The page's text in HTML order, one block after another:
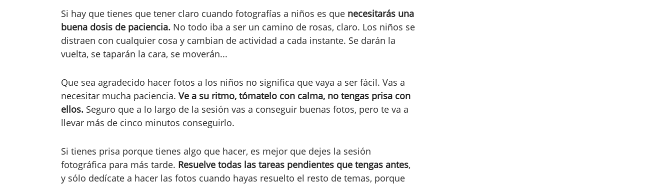
Si hay que tienes que tener claro cuando fotografías a niños es que necesitarás una
buena dosis de paciencia. No todo iba a ser un camino de rosas, claro. Los niños se
distraen con cualquier cosa y cambian de actividad a cada instante. Se darán la
vuelta, se taparán la cara, se moverán...
Que sea agradecido hacer fotos a los niños no significa que vaya a ser fácil. Vas a
necesitar mucha paciencia. Ve a su ritmo, tómatelo con calma, no tengas prisa con
ellos. Seguro que a lo largo de la sesión vas a conseguir buenas fotos, pero te va a
llevar más de cinco minutos conseguirlo.
Si tienes prisa porque tienes algo que hacer, es mejor que dejes la sesión
fotográfica para más tarde. Resuelve todas las tareas pendientes que tengas antes,
y sólo dedícate a hacer las fotos cuando hayas resuelto el resto de temas, porque